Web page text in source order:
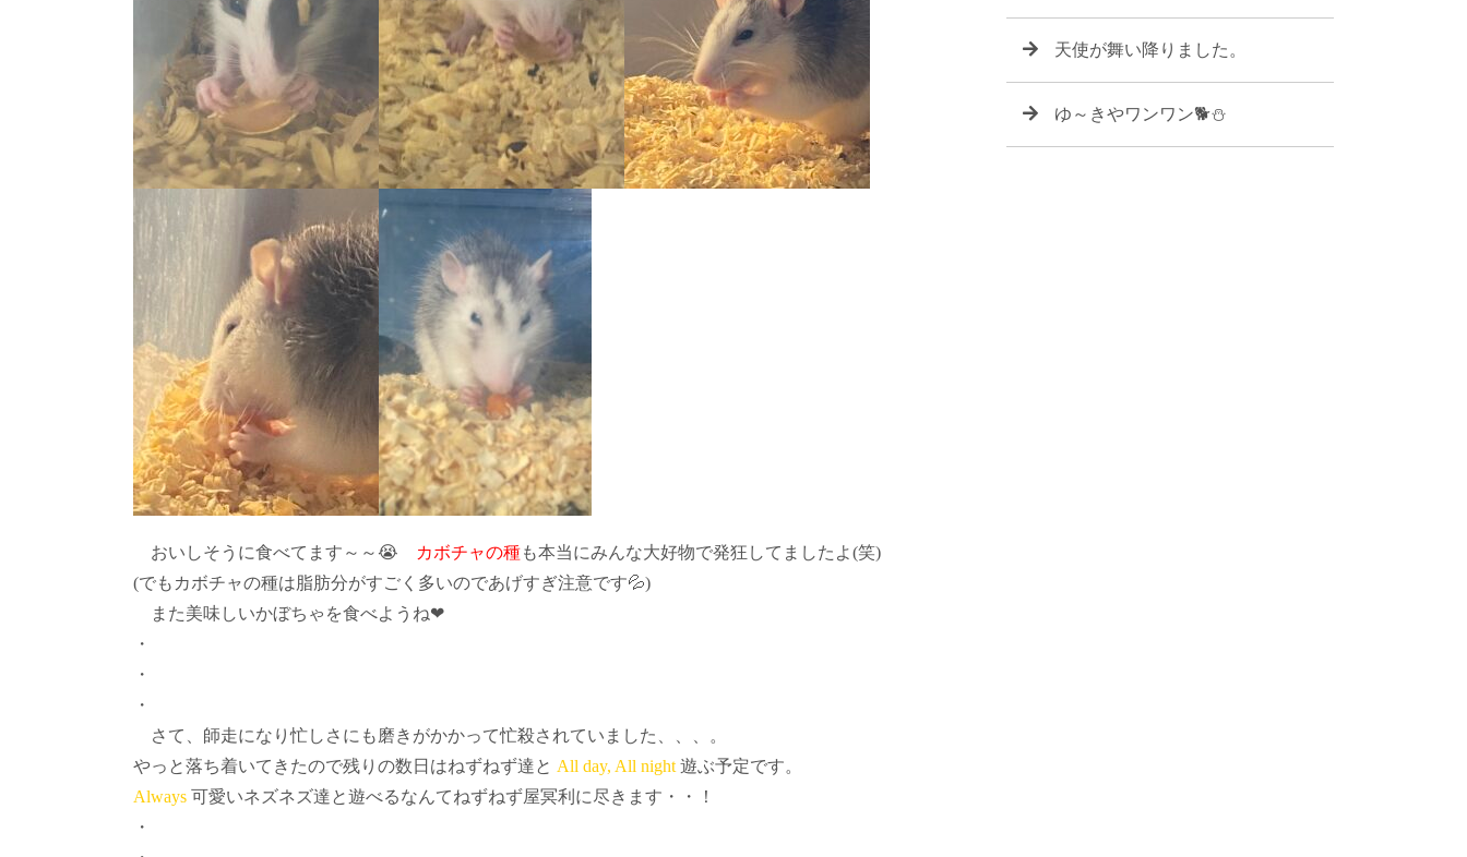
おいしそうに食べてます～～😭 カボチャの種も本当にみんな大好物で発狂してましたよ(笑)
(でもカボチャの種は脂肪分がすごく多いのであげすぎ注意です💦)
また美味しいかぼちゃを食べようね❤
・
・
・
さて、師走になり忙しさにも磨きがかかって忙殺されていました、、、。
やっと落ち着いてきたので残りの数日はねずねず達と All day, All night 遊ぶ予定です。
Always 可愛いネズネズ達と遊べるなんてねずねず屋冥利に尽きます・・！
・
天使が舞い降りました。
ゆ～きやワンワン🐕⛄